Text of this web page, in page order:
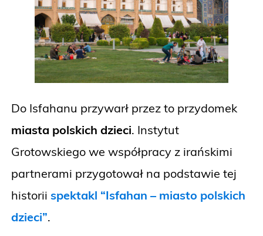
Do Isfahanu przywarł przez to przydomek
miasta polskich dzieci. Instytut
Grotowskiego we współpracy z irańskimi
partnerami przygotował na podstawie tej
historii spektakl “Isfahan – miasto polskich
dzieci”.